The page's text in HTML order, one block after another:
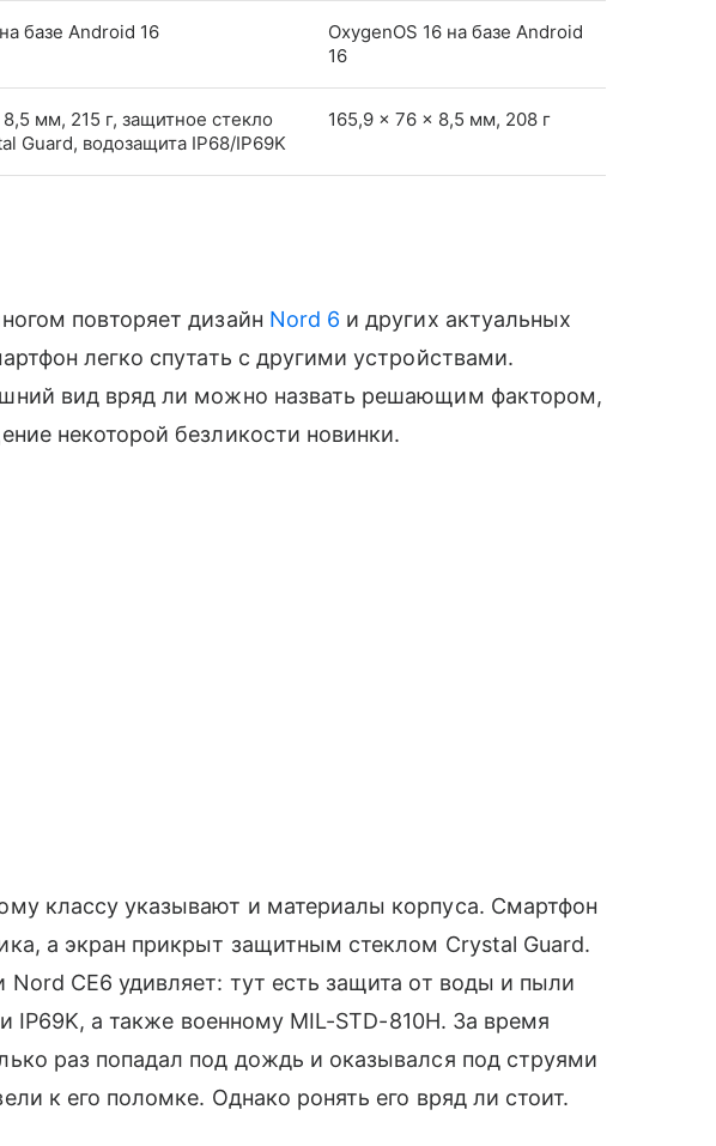
базе Android 16
OxygenOS 16 на базе Android
16
мм, 215 г, защитное стекло
Guard, водозащита IP68/IP69K
165,9 x 76 x 8,5 мм, 208 г
повторяет дизайн Nord 6 и других актуальных
легко спутать с другими устройствами.
вид вряд ли можно назвать решающим фактором,
некоторой безликости новинки.
классу указывают и материалы корпуса. Смартфон
а экран прикрыт защитным стеклом Crystal Guard.
CE6 удивляет: тут есть защита от воды и пыли
IP69K, а также военному MIL-STD-810H. За время
раз попадал под дождь и оказывался под струями
к его поломке. Однако ронять его вряд ли стоит.